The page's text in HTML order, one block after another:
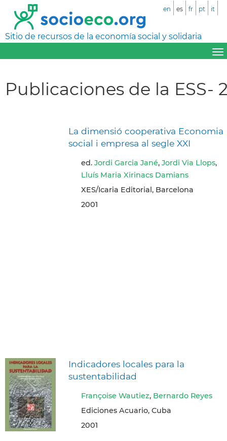
Sitio de recursos de la economía social y solidaria
en es fr pt it
Publicaciones de la ESS-
La dimensió cooperativa Economia
social i empresa al segle XXI
ed. Jordi Garcia Jané, Jordi Via Llops,
Lluís Maria Xirinacs Damians
XES/Icaria Editorial, Barcelona
2001
Indicadores locales para la
sustentabilidad
Françoise Wautiez, Bernardo Reyes
Ediciones Acuario, Cuba
2001